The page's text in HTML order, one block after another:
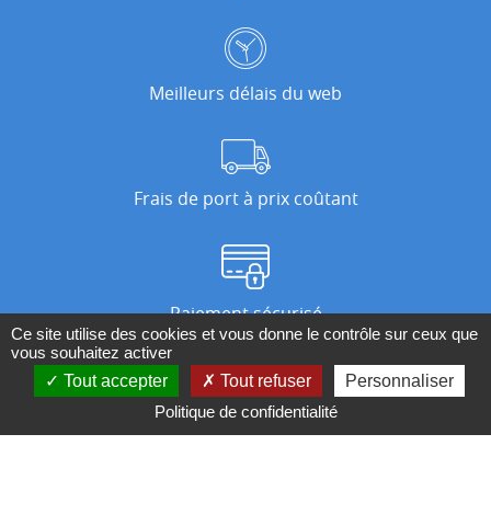
Meilleurs délais du web
Frais de port à prix coûtant
Paiement sécurisé
Nos magasins
Ce site utilise des cookies et vous donne le contrôle sur ceux que
vous souhaitez activer
Tout accepter
Tout refuser
Personnaliser
Politique de confidentialité